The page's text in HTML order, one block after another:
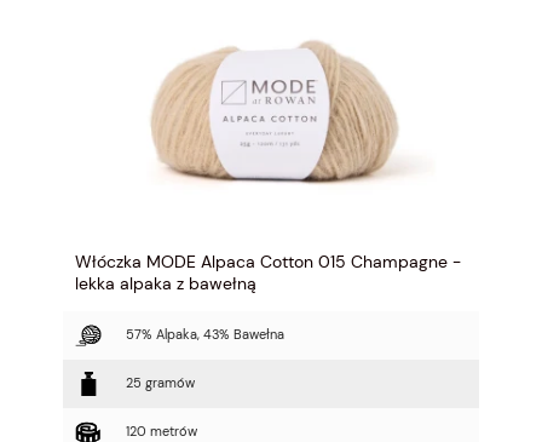
Włóczka MODE Alpaca Cotton 015 Champagne -
lekka alpaka z bawełną
57% Alpaka, 43% Bawełna
25 gramów
120 metrów